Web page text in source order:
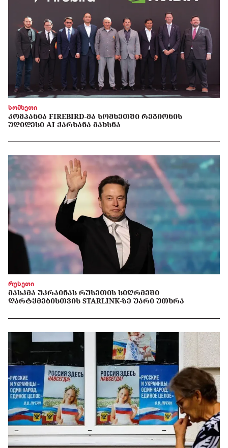
სომხეთი
ᲙᲝᲛᲞᲐᲜᲘᲐ FIREBIRD-ᲛᲐ ᲡᲝᲛᲮᲔᲗᲨᲘ ᲠᲔᲒᲘᲝᲜᲘᲡ
ᲣᲓᲘᲓᲔᲡᲘ AI ᲥᲐᲠᲮᲐᲜᲐ ᲒᲐᲮᲡᲜᲐ
რუსეთი
ᲛᲐᲡᲙᲛᲐ ᲣᲙᲠᲐᲘᲜᲐᲡ ᲠᲣᲡᲔᲗᲘᲡ ᲡᲘᲦᲠᲛᲔᲨᲘ
ᲓᲐᲠᲢᲧᲛᲔᲑᲘᲡᲗᲕᲘᲡ STARLINK-ᲖᲔ ᲣᲐᲠᲘ ᲣᲗᲮᲠᲐ